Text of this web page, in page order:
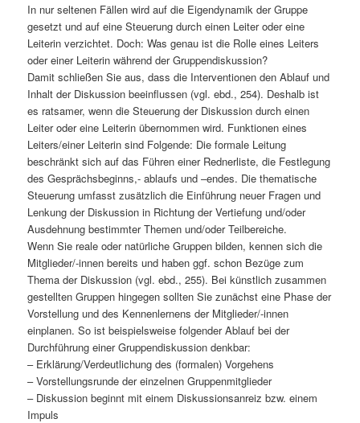
In nur seltenen Fällen wird auf die Eigendynamik der Gruppe
gesetzt und auf eine Steuerung durch einen Leiter oder eine
Leiterin verzichtet. Doch: Was genau ist die Rolle eines Leiters
oder einer Leiterin während der Gruppendiskussion?
Damit schließen Sie aus, dass die Interventionen den Ablauf und
Inhalt der Diskussion beeinflussen (vgl. ebd., 254). Deshalb ist
es ratsamer, wenn die Steuerung der Diskussion durch einen
Leiter oder eine Leiterin übernommen wird. Funktionen eines
Leiters/einer Leiterin sind Folgende: Die formale Leitung
beschränkt sich auf das Führen einer Rednerliste, die Festlegung
des Gesprächsbeginns,- ablaufs und –endes. Die thematische
Steuerung umfasst zusätzlich die Einführung neuer Fragen und
Lenkung der Diskussion in Richtung der Vertiefung und/oder
Ausdehnung bestimmter Themen und/oder Teilbereiche.
Wenn Sie reale oder natürliche Gruppen bilden, kennen sich die
Mitglieder/-innen bereits und haben ggf. schon Bezüge zum
Thema der Diskussion (vgl. ebd., 255). Bei künstlich zusammen
gestellten Gruppen hingegen sollten Sie zunächst eine Phase der
Vorstellung und des Kennenlernens der Mitglieder/-innen
einplanen. So ist beispielsweise folgender Ablauf bei der
Durchführung einer Gruppendiskussion denkbar:
– Erklärung/Verdeutlichung des (formalen) Vorgehens
– Vorstellungsrunde der einzelnen Gruppenmitglieder
– Diskussion beginnt mit einem Diskussionsanreiz bzw. einem
Impuls